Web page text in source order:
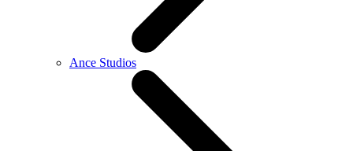
Ance Studios